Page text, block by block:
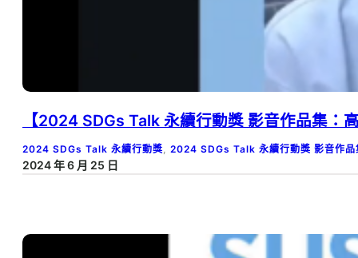
【2024 SDGs Talk 永續行動獎 影音作品集：
2024 SDGs Talk 永續行動獎 2024 SDGs Talk 永續行動獎 影音作品
2024 年 6 月 25 日